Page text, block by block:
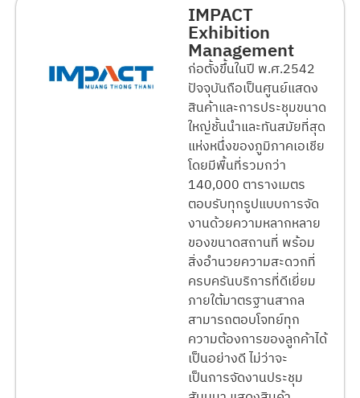
IMPACT
Exhibition
Management
ก่อตั้งขึ้นในปี พ.ศ.2542
ปัจจุบันถือเป็นศูนย์แสดง
สินค้าและการประชุมขนาด
ใหญ่ชั้นนำและทันสมัยที่สุด
แห่งหนึ่งของภูมิภาคเอเชีย
โดยมีพื้นที่รวมกว่า
140,000 ตารางเมตร
ตอบรับทุกรูปแบบการจัด
งานด้วยความหลากหลาย
ของขนาดสถานที่ พร้อม
สิ่งอำนวยความสะดวกที่
ครบครันบริการที่ดีเยี่ยม
ภายใต้มาตรฐานสากล
สามารถตอบโจทย์ทุก
ความต้องการของลูกค้าได้
เป็นอย่างดี ไม่ว่าจะ
เป็นการจัดงานประชุม